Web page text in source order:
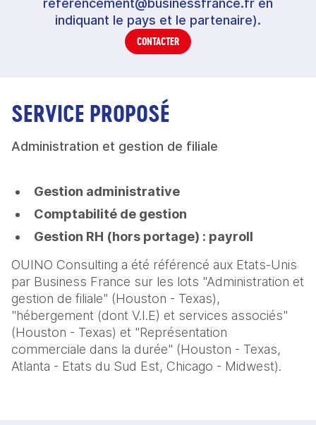
referencement@businessfrance.fr en
indiquant le pays et le partenaire).
CONTACTER
SERVICE PROPOSÉ
Administration et gestion de filiale
Gestion administrative
Comptabilité de gestion
Gestion RH (hors portage) : payroll
OUINO Consulting a été référencé aux Etats-Unis
par Business France sur les lots "Administration et
gestion de filiale" (Houston - Texas),
"hébergement (dont V.I.E) et services associés"
(Houston - Texas) et "Représentation
commerciale dans la durée" (Houston - Texas,
Atlanta - Etats du Sud Est, Chicago - Midwest).